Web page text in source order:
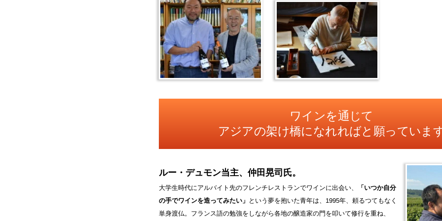
ワインを通じて
アジアの架け橋になれればと願っていま
ルー・デュモン当主、仲田晃司氏。
大学生時代にアルバイト先のフレンチレストランでワインに出会い、
「いつか自分
の手でワインを造ってみたい」 という夢を抱いた青年は、1995年、頼るつてもなく
単身渡仏。フランス語の勉強をしながら各地の醸造家の門を叩いて修行を重ね、